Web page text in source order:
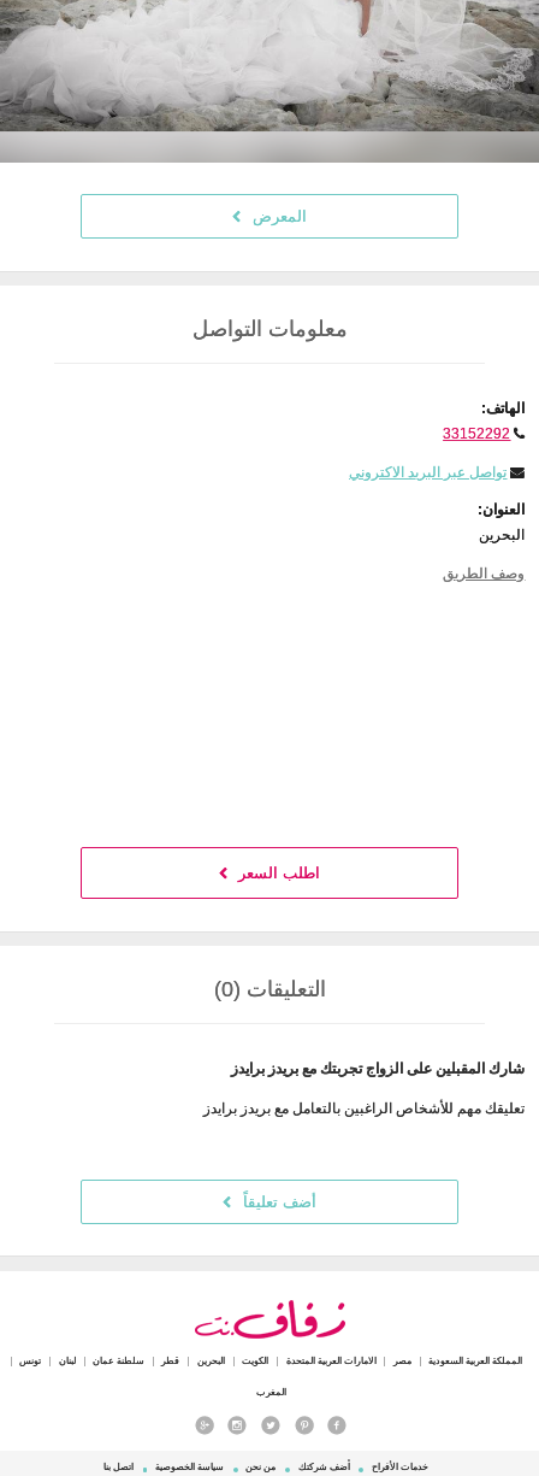
المعرض
معلومات التواصل
الهاتف:
33152292
تواصل عبر البريد الاكتروني
العنوان:
البحرين
وصف الطريق
اطلب السعر
التعليقات (0)
شارك المقبلين على الزواج تجربتك مع بريدز برايدز
تعليقك مهم للأشخاص الراغبين بالتعامل مع بريدز برايدز
أضف تعليقاً
المملكة العربية السعودية مصر الامارات العربية المتحدة الكويت البحرين قطر سلطنة عمان لبنان تونس
المغرب
خدمات الأفراح أضف شركتك من نحن سياسة الخصوصية اتصل بنا